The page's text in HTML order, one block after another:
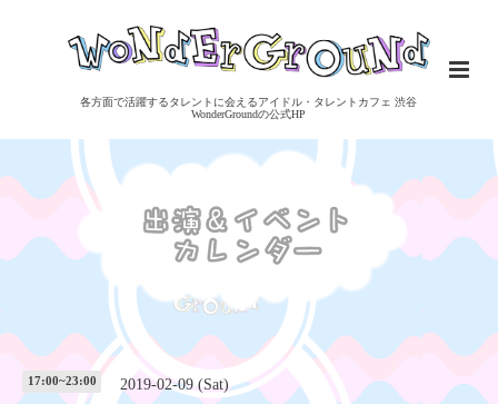
各方面で活躍するタレントに会えるアイドル・タレントカフェ 渋谷
WonderGroundの公式HP
17:00~23:00 2019-02-09 (Sat)